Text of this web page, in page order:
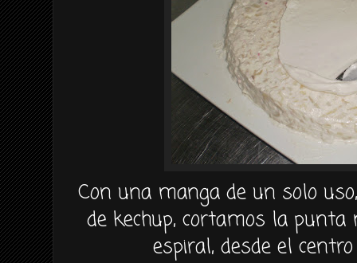
Con una manga de un solo
de kechup, cortamos la punta
espiral, desde el